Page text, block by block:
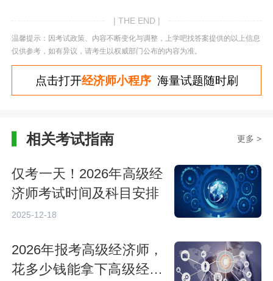
| THE END |
温馨提示：因考试政策、内容不断变化与调整，上学吧找答案提供的以上信息
仅供参考，如有异议，请考生以权威部门公布的内容为准。
点击打开经济师小程序海量试题随时刷
相关考试指南 更多 >
仅考一天！2026年高级经
济师考试时间及科目安排
2025-12-18
2026年报考高级经济师，
花多少钱能拿下高级经济